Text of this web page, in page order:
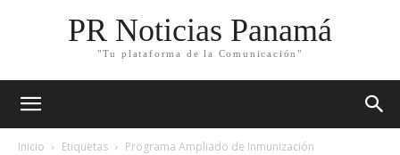
PR Noticias Panamá
"Tu plataforma de la Comunicación"
Inicio Etiquetas Programa Ampliado de Inmunización